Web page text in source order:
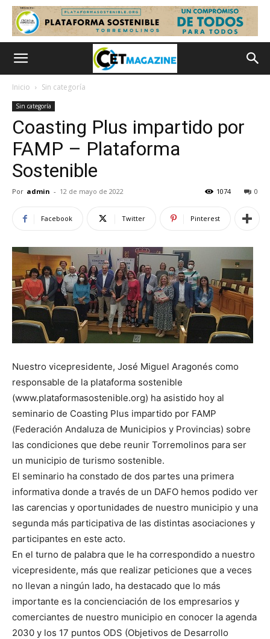
Inicio Sin categoría
Sin categoría
Coasting Plus impartido por
FAMP – Plataforma
Sostenible
Por admin - 12 de mayo de 2022 0
1074
Facebook Twitter Pinterest
Nuestro vicepresidente, José Miguel Aragonés como
responsable de la plataforma sostenible
(www.plataformasostenible.org) ha asistido hoy al
seminario de Coasting Plus impartido por FAMP
(Federación Andaluza de Municipios y Provincias) sobre
las condiciones que debe reunir Torremolinos para ser
un municipio de turismo sostenible.
El seminario ha constado de dos partes una primera
informativa donde a través de un DAFO hemos podido ver
las carencias y oportunidades de nuestro municipio y una
segunda más participativa de las distintas asociaciones y
participantes en este acto.
En el turno de palabra que le ha correspondido a nuestro
vicepresidente, más que realizar peticiones que a veces
no llevan a ningún lado, ha destacado que lo más
importante es la concienciación de los empresarios y
comerciantes de nuestro municipio en conocer la agenda
2030 y los 17 puntos ODS (Objetivos de Desarrollo